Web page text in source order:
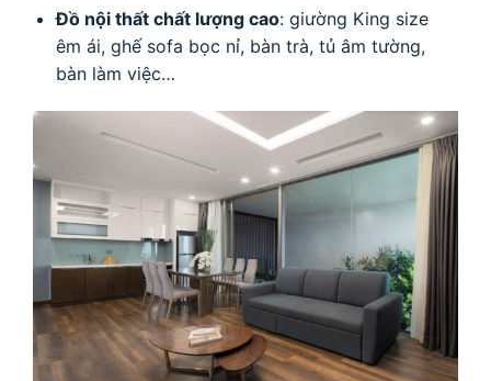
Đồ nội thất chất lượng cao: giường King size
êm ái, ghế sofa bọc nỉ, bàn trà, tủ âm tường,
bàn làm việc…